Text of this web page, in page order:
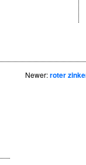
Newer:roter